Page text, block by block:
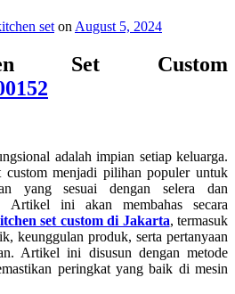
set on August 5, 2024
Set Custom
adalah impian setiap keluarga.
custom menjadi pilihan populer untuk
yang sesuai dengan selera dan
Artikel ini akan membahas secara
set custom di Jakarta, termasuk
keunggulan produk, serta pertanyaan
Artikel ini disusun dengan metode
peringkat yang baik di mesin